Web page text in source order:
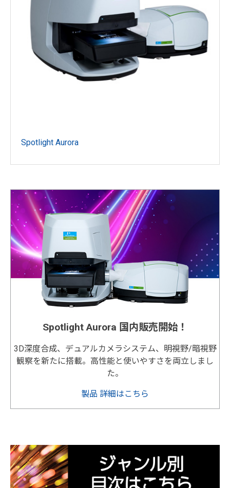
Spotlight Aurora
Spotlight Aurora 国内販売開始！
3D深度合成、デュアルカメラシステム、明視野/暗視野
観察を新たに搭載。高性能と使いやすさを両立しまし
た。
製品 詳細はこちら